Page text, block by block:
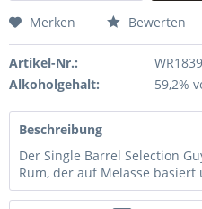
Merken Bewerten
Artikel-Nr.:
Alkoholgehalt:
59,2%
Beschreibung
Der Single Barrel Selection
Rum, der auf Melasse basiert